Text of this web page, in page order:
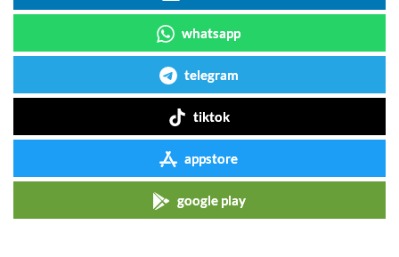
whatsapp
telegram
tiktok
appstore
google play